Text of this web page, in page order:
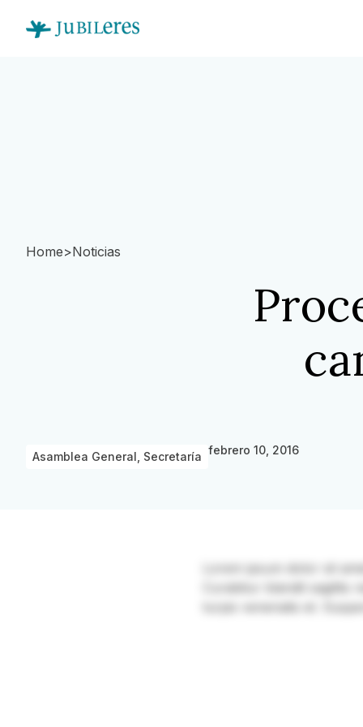
Home>Noticias
Asamblea General Secretaría febrero 10, 2016
Lorem ipsum dolor sit
Curabitur blandit sagittis
turpis venenatis et.